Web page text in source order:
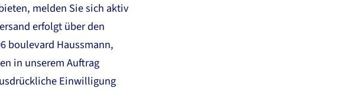
melden Sie sich aktiv
erfolgt über den
boulevard Haussmann,
in unserem Auftrag
Einwilligung